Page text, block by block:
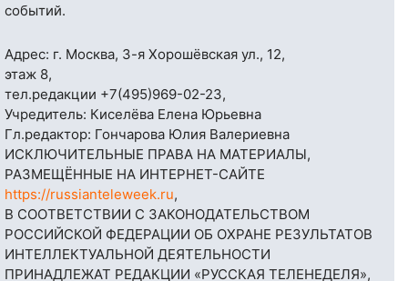
событий.
Адрес: г. Москва, 3-я Хорошёвская ул., 12,
этаж 8,
тел.редакции +7(495)969-02-23,
Учредитель: Киселёва Елена Юрьевна
Гл.редактор: Гончарова Юлия Валериевна
ИСКЛЮЧИТЕЛЬНЫЕ ПРАВА НА МАТЕРИАЛЫ,
РАЗМЕЩЁННЫЕ НА ИНТЕРНЕТ-САЙТЕ
https://russianteleweek.ru,
В СООТВЕТСТВИИ С ЗАКОНОДАТЕЛЬСТВОМ
РОССИЙСКОЙ ФЕДЕРАЦИИ ОБ ОХРАНЕ РЕЗУЛЬТАТОВ
ИНТЕЛЛЕКТУАЛЬНОЙ ДЕЯТЕЛЬНОСТИ
ПРИНАДЛЕЖАТ РЕДАКЦИИ «РУССКАЯ ТЕЛЕНЕДЕЛЯ»,